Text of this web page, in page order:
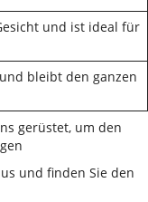
und ist ideal für
bleibt den ganzen
gerüstet, um den
und finden Sie den